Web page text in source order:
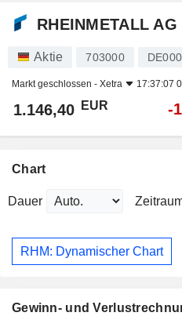
RHEINMETALL AG
Aktie 703000
Markt geschlossen - Xetra 17:37:07
1.146,40 EUR -
Chart
Dauer
RHM: Dynamischer Chart
Gewinn- und